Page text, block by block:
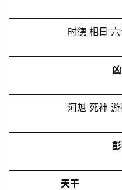
时德 相日
河魁 死神
天干